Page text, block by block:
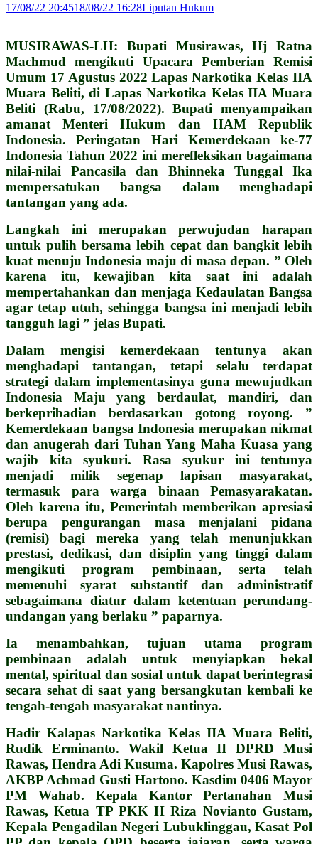
17/08/22 20:4518/08/22 16:28Liputan Hukum
MUSIRAWAS-LH: Bupati Musirawas, Hj Ratna
Machmud mengikuti Upacara Pemberian Remisi
Umum 17 Agustus 2022 Lapas Narkotika Kelas IIA
Muara Beliti, di Lapas Narkotika Kelas IIA Muara
Beliti (Rabu, 17/08/2022). Bupati menyampaikan
amanat Menteri Hukum dan HAM Republik
Indonesia. Peringatan Hari Kemerdekaan ke-77
Indonesia Tahun 2022 ini merefleksikan bagaimana
nilai-nilai Pancasila dan Bhinneka Tunggal Ika
mempersatukan bangsa dalam menghadapi
tantangan yang ada.
Langkah ini merupakan perwujudan harapan
untuk pulih bersama lebih cepat dan bangkit lebih
kuat menuju Indonesia maju di masa depan. ” Oleh
karena itu, kewajiban kita saat ini adalah
mempertahankan dan menjaga Kedaulatan Bangsa
agar tetap utuh, sehingga bangsa ini menjadi lebih
tangguh lagi ” jelas Bupati.
Dalam mengisi kemerdekaan tentunya akan
menghadapi tantangan, tetapi selalu terdapat
strategi dalam implementasinya guna mewujudkan
Indonesia Maju yang berdaulat, mandiri, dan
berkepribadian berdasarkan gotong royong. ”
Kemerdekaan bangsa Indonesia merupakan nikmat
dan anugerah dari Tuhan Yang Maha Kuasa yang
wajib kita syukuri. Rasa syukur ini tentunya
menjadi milik segenap lapisan masyarakat,
termasuk para warga binaan Pemasyarakatan.
Oleh karena itu, Pemerintah memberikan apresiasi
berupa pengurangan masa menjalani pidana
(remisi) bagi mereka yang telah menunjukkan
prestasi, dedikasi, dan disiplin yang tinggi dalam
mengikuti program pembinaan, serta telah
memenuhi syarat substantif dan administratif
sebagaimana diatur dalam ketentuan perundang-
undangan yang berlaku ” paparnya.
Ia menambahkan, tujuan utama program
pembinaan adalah untuk menyiapkan bekal
mental, spiritual dan sosial untuk dapat berintegrasi
secara sehat di saat yang bersangkutan kembali ke
tengah-tengah masyarakat nantinya.
Hadir Kalapas Narkotika Kelas IIA Muara Beliti,
Rudik Erminanto. Wakil Ketua II DPRD Musi
Rawas, Hendra Adi Kusuma. Kapolres Musi Rawas,
AKBP Achmad Gusti Hartono. Kasdim 0406 Mayor
PM Wahab. Kepala Kantor Pertanahan Musi
Rawas, Ketua TP PKK H Riza Novianto Gustam,
Kepala Pengadilan Negeri Lubuklinggau, Kasat Pol